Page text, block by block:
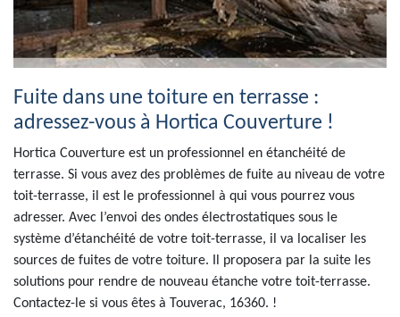
Fuite dans une toiture en terrasse :
adressez-vous à Hortica Couverture !
Hortica Couverture est un professionnel en étanchéité de
terrasse. Si vous avez des problèmes de fuite au niveau de votre
toit-terrasse, il est le professionnel à qui vous pourrez vous
adresser. Avec l’envoi des ondes électrostatiques sous le
système d’étanchéité de votre toit-terrasse, il va localiser les
sources de fuites de votre toiture. Il proposera par la suite les
solutions pour rendre de nouveau étanche votre toit-terrasse.
Contactez-le si vous êtes à Touverac, 16360. !